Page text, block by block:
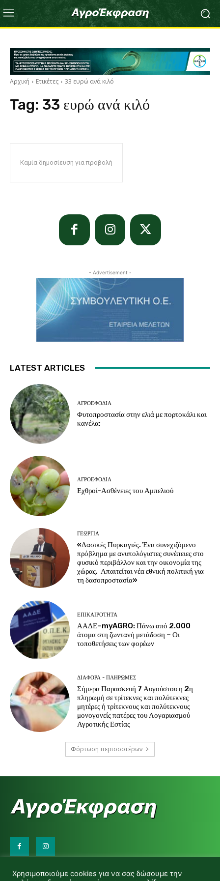
Αρχική Ετικέτες 33 ευρώ ανά κιλό
Tag: 33 ευρώ ανά κιλό
Καμία δημοσίευση για προβολή
- Advertisement -
LATEST ARTICLES
ΑΓΡΟΕΦΌΔΙΑ
Φυτοπροστασία στην ελιά με πορτοκάλι και
κανέλα;
ΑΓΡΟΕΦΌΔΙΑ
Εχθροί-Ασθένειες του Αμπελιού
ΓΕΩΡΓΊΑ
«Δασικές Πυρκαγιές. Ένα συνεχιζόμενο
πρόβλημα με ανυπολόγιστες συνέπειες στο
φυσικό περιβάλλον και την οικονομία της
χώρας. Απαιτείται νέα εθνική πολιτική για
τη δασοπροστασία»
ΕΠΙΚΑΙΡΌΤΗΤΑ
ΑΑΔΕ–myAGRO: Πάνω από 2.000
άτομα στη ζωντανή μετάδοση – Οι
τοποθετήσεις των φορέων
ΔΙΆΦΟΡΑ - ΠΛΗΡΩΜΈΣ
Σήμερα Παρασκευή 7 Αυγούστου η 2η
πληρωμή σε τρίτεκνες και πολύτεκνες
μητέρες ή τρίτεκνους και πολύτεκνους
μονογονείς πατέρες του Λογαριασμού
Αγροτικής Εστίας
Φόρτωση περισσοτέρων
d.makas@yahoo.gr
Χρησιμοποιούμε cookies για να σας δώσουμε την